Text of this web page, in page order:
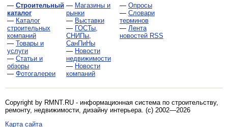
— Строительный
каталог
— Каталог
строительных
компаний
— Товары и
услуги
— Статьи и
обзоры
— Фотогалереи
— Магазины и
рынки
— Выставки
— ГОСТы,
СНИПы,
СанПиНы
— Новости
недвижимости
— Новости
компаний
— Опросы
— Словари
терминов
— Лента
новостей RSS
Copyright by RMNT.RU - информационная система по строительству,
ремонту, недвижимости, дизайну интерьера . (c) 2002—2026
Карта сайта